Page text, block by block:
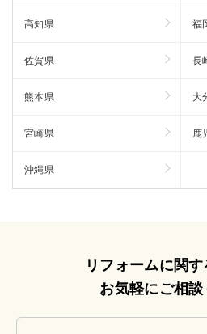
高知県 福
佐賀県 長
熊本県 大
宮崎県 鹿
沖縄県
リフォームに関
お気軽にご相